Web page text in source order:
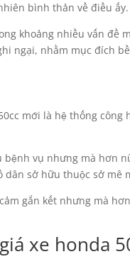
bình thản về điều ấy.
khoảng nhiều vấn đề
ngại, nhằm mục đích
mới là hệ thống
vụ nhưng mà hơn
sở hữu thuộc sở mê
gắn kết nhưng mà
xe honda